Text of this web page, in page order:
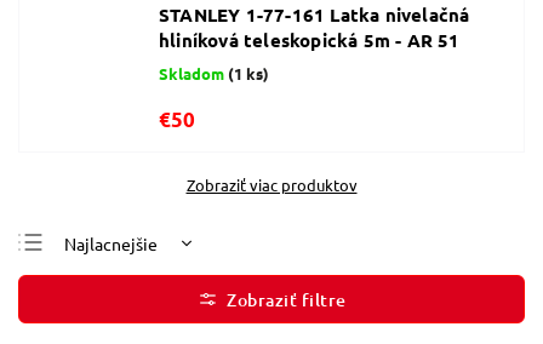
STANLEY 1-77-161 Latka nivelačná
hliníková teleskopická 5m - AR 51
Skladom (1 ks)
€50
Zobraziť viac produktov
Najlacnejšie
Najdrahšie
Najpredávanejšie